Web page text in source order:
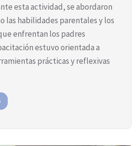
esta actividad, se abordaron
las habilidades parentales y los
enfrentan los padres
estuvo orientada a
prácticas y reflexivas